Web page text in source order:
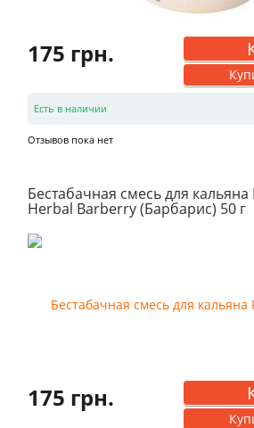
175 грн.
Есть в наличии
Отзывов пока нет
Бестабачная смесь для кальяна
Herbal Barberry (Барбарис) 50 г
175 грн.